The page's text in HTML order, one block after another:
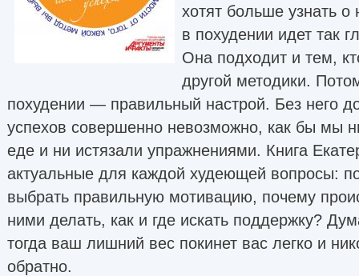
хотят больше узнать
в похудении идет так
Она подходит и тем,
другой методики.
похудении — правильный настрой. Без него
успехов совершенно невозможно, как бы мы
еде и ни истязали упражнениями. Книга
актуальные для каждой худеющей вопросы:
выбрать правильную мотивацию, почему
ними делать, как и где искать поддержку?
тогда ваш лишний вес покинет вас легко и
обратно.